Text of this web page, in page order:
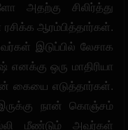
அதற்கு சிலிர்த்து
ஆரம்பித்தார்கள்.
இடுப்பில் லேசாக
ஒரு மாதிரியா
கையை எடுத்தார்கள்.
நான் கொஞ்சம்
மீண்டும் அவர்கள்